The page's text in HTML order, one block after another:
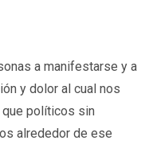
a manifestarse y a
y dolor al cual nos
políticos sin
alrededor de ese